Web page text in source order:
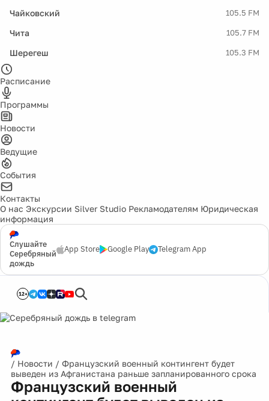
Чайковский 105.5 FM
Чита 105.7 FM
Шерегеш 105.3 FM
Расписание
Программы
Новости
Ведущие
События
Контакты
О нас Экскурсии Silver Studio Рекламодателям Юридическая
информация
Слушайте
Серебряный
дождь
App Store Google Play Telegram App
12+
/ Новости / Французский военный контингент будет
выведен из Афганистана раньше запланированного срока
Французский военный